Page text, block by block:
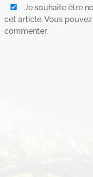
Je souhaite être
cet article. Vous
commenter.